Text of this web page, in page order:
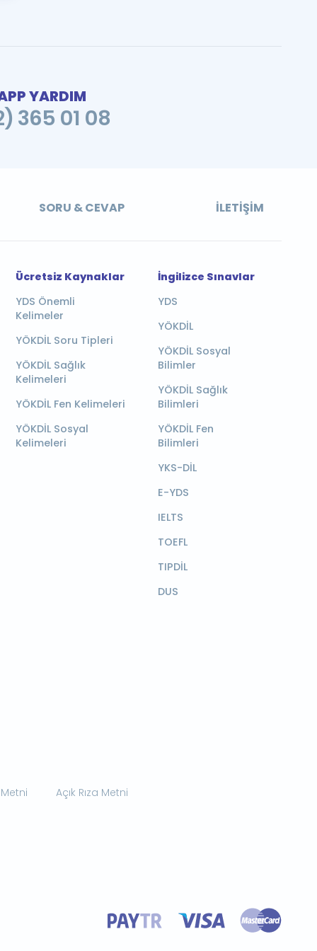
YARDIM
365 01 08
SORU & CEVAP İLETIŞIM
Ücretsiz Kaynaklar
YDS Önemli
Kelimeler
YÖKDİL Soru Tipleri
YÖKDİL Sağlık
Kelimeleri
YÖKDİL Fen Kelimeleri
YÖKDİL Sosyal
Kelimeleri
İngilizce Sınavlar
YDS
YÖKDİL
YÖKDİL Sosyal
Bilimler
YÖKDİL Sağlık
Bilimleri
YÖKDİL Fen
Bilimleri
YKS-DİL
E-YDS
IELTS
TOEFL
TIPDİL
DUS
Açık Rıza Metni